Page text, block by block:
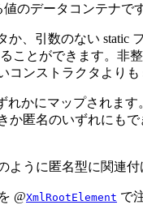
のデータコンテナで
、引数のない static
ことができます。非
ンストラクタよりも
れかにマップされま
か匿名のいずれにも
うに匿名型に関連付
@XmlRootElement で